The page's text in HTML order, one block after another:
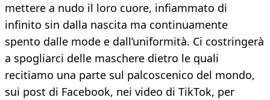
mettere a nudo il loro cuore, infiammato di
infinito sin dalla nascita ma continuamente
spento dalle mode e dall’uniformità. Ci costringerà
a spogliarci delle maschere dietro le quali
recitiamo una parte sul palcoscenico del mondo,
sui post di Facebook, nei video di TikTok, per